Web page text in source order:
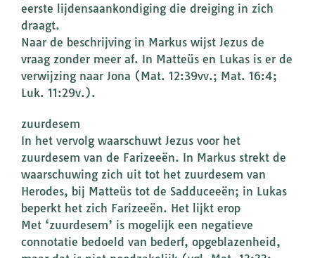
eerste lijdensaankondiging die dreiging in zich
draagt.
Naar de beschrijving in Markus wijst Jezus de
vraag zonder meer af. In Matteüs en Lukas is er de
verwijzing naar Jona (Mat. 12:39vv.; Mat. 16:4;
Luk. 11:29v.).
zuurdesem
In het vervolg waarschuwt Jezus voor het
zuurdesem van de Farizeeën. In Markus strekt de
waarschuwing zich uit tot het zuurdesem van
Herodes, bij Matteüs tot de Sadduceeën; in Lukas
beperkt het zich Farizeeën. Het lijkt erop
Met ‘zuurdesem’ is mogelijk een negatieve
connotatie bedoeld van bederf, opgeblazenheid,